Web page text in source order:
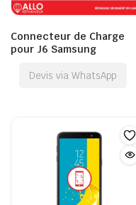
Connecteur de Charge
pour J6 Samsung
Devis via WhatsApp